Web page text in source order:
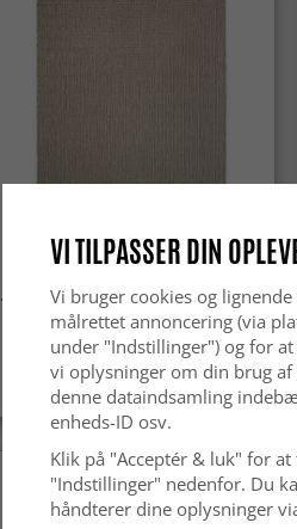
Tæpper til indendørs/udendørs
brug - Arlo (beige)
kr.439
VI TILPASSER DIN
Vi bruger cookies og
målrettet annoncering (via
under "Indstillinger") og for
vi oplysninger om din brug
denne dataindsamling
enheds-ID osv.
Klik på "Acceptér & luk" for
"Indstillinger" nedenfor. Du
håndterer dine oplysninger